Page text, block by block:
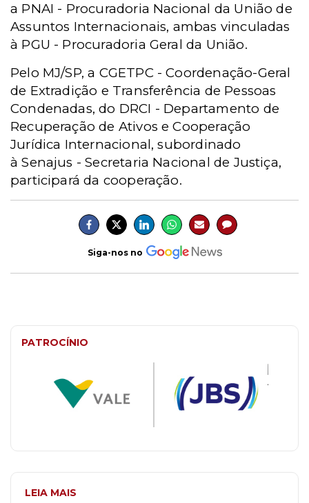
a PNAI - Procuradoria Nacional da União de
Assuntos Internacionais, ambas vinculadas
à PGU - Procuradoria Geral da União.
Pelo MJ/SP, a CGETPC - Coordenação-Geral
de Extradição e Transferência de Pessoas
Condenadas, do DRCI - Departamento de
Recuperação de Ativos e Cooperação
Jurídica Internacional, subordinado
àSenajus -Secretaria Nacional de Justiça,
participará da cooperação.
Siga-nos no
PATROCÍNIO
LEIA MAIS